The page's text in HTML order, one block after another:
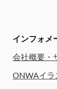
インフォメ
会社概要・
ONWAイラ